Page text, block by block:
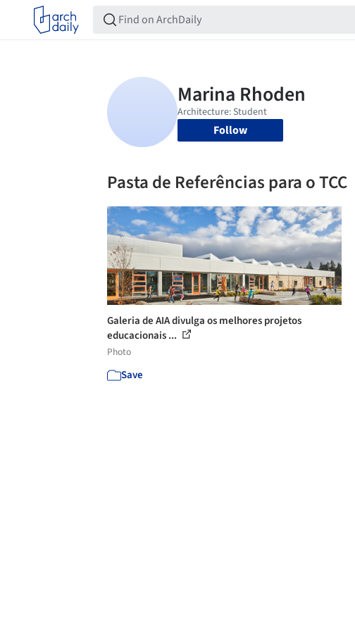
Follow
Pasta de Referências para o TCC
Galeria de AIA divulga os melhores projetos
educacionais ...
Photo
Save